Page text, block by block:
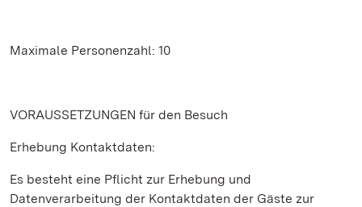
Maximale Personenzahl: 10
VORAUSSETZUNGEN für den Besuch
Erhebung Kontaktdaten:
Es besteht eine Pflicht zur Erhebung und
Datenverarbeitung der Kontaktdaten der Gäste zur